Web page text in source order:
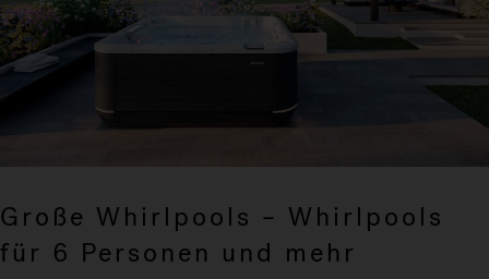
Große Whirlpools – Whirlpools
für 6 Personen und mehr